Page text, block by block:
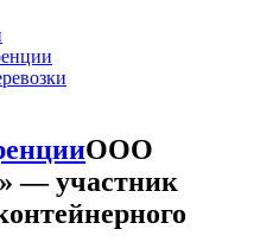
ООО
— участник